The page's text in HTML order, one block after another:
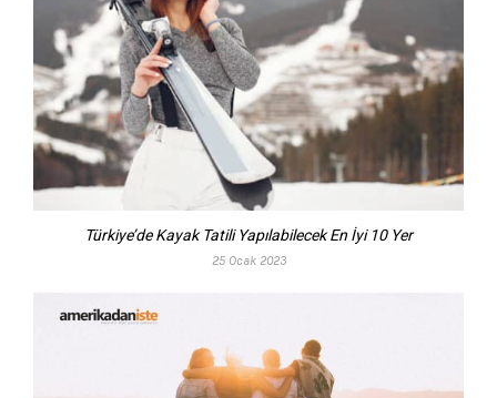
Türkiye’de Kayak Tatili Yapılabilecek En İyi 10 Yer
25 Ocak 2023